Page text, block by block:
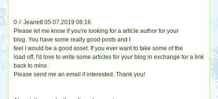
0 # Jeanett 05.07.2019 08:16
Please let me know if you're looking for a article author for your
blog. You have some really good posts and I
feel I would be a good asset. If you ever want to take some of the
load off, I'd love to write some articles for your blog in exchange for a link
back to mine.
Please send me an email if interested. Thank you!